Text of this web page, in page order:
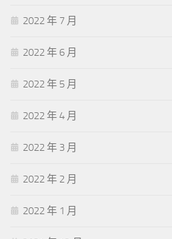
2022 年 7 月
2022 年 6 月
2022 年 5 月
2022 年 4 月
2022 年 3 月
2022 年 2 月
2022 年 1 月